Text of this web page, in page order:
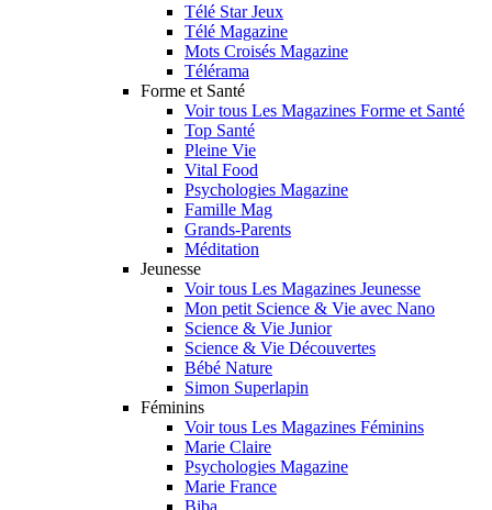
Télé Star Jeux
Télé Magazine
Mots Croisés Magazine
Télérama
Forme et Santé
Voir tous Les Magazines Forme et Santé
Top Santé
Pleine Vie
Vital Food
Psychologies Magazine
Famille Mag
Grands-Parents
Méditation
Jeunesse
Voir tous Les Magazines Jeunesse
Mon petit Science & Vie avec Nano
Science & Vie Junior
Science & Vie Découvertes
Bébé Nature
Simon Superlapin
Féminins
Voir tous Les Magazines Féminins
Marie Claire
Psychologies Magazine
Marie France
Biba